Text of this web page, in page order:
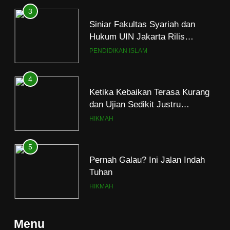
4
Ketika Kebaikan Terasa Kurang
dan Ujian Sedikit Justru
Menjerumuskan
HIKMAH
5
Pernah Galau? Ini Jalan Indah
Tuhan
HIKMAH
6
Ngopi Bareng; Romantisme
Abadi
HIKMAH
Menu